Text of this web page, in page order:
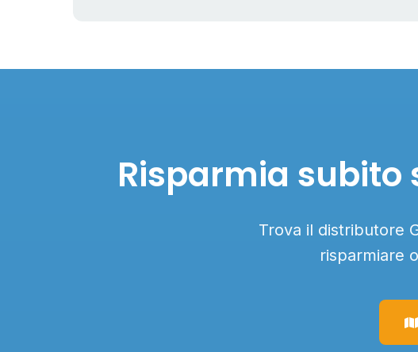
Risparmia subito
Trova il distributore
risparmiare